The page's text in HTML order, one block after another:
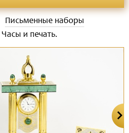
Письменные наборы
и печать.